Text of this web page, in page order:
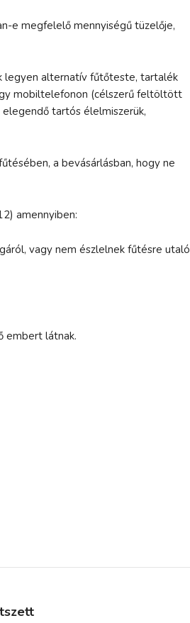
e megfelelő mennyiségű tüzelője,
legyen alternatív fűtőteste, tartalék
mobiltelefonon (célszerű feltöltött
tartós élelmiszerük,
a bevásárlásban, hogy ne
amennyiben:
vagy nem észlelnek fűtésre utaló
embert látnak.